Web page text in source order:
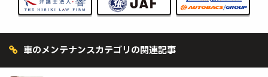
車のメンテナンスカテゴリの関連記事